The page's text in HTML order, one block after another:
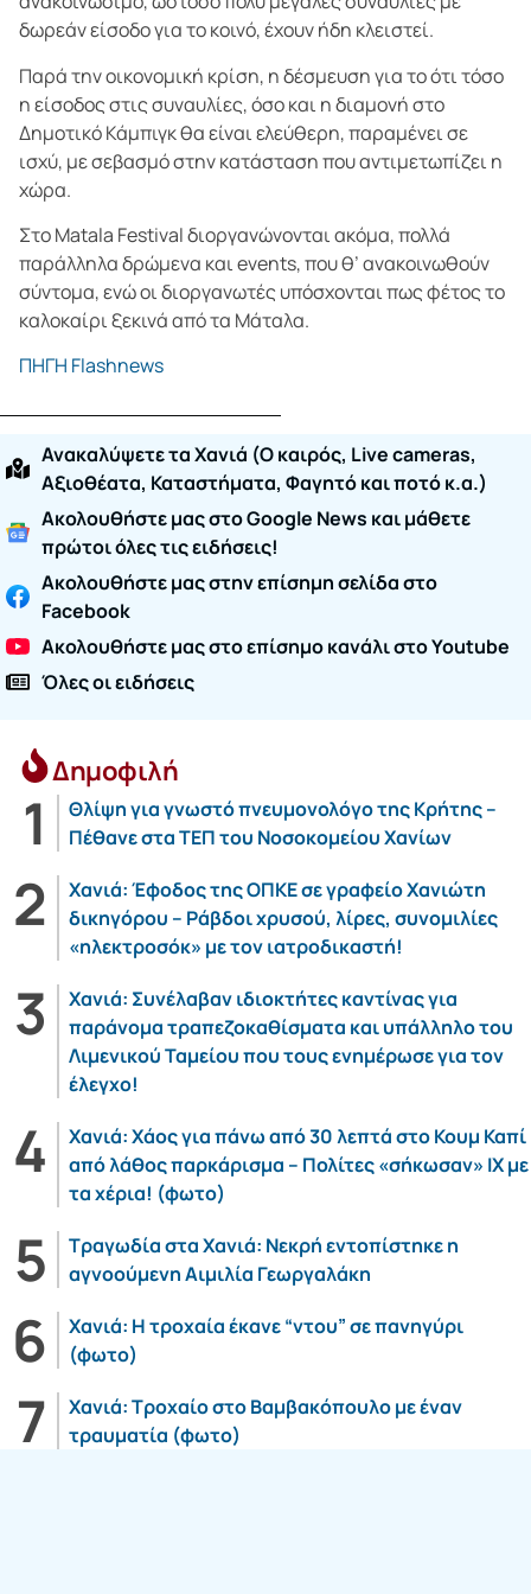
δωρεάν είσοδο για το κοινό, έχουν ήδη κλειστεί.
Παρά την οικονομική κρίση, η δέσμευση για το ότι τόσο
η είσοδος στις συναυλίες, όσο και η διαμονή στο
Δημοτικό Κάμπιγκ θα είναι ελεύθερη, παραμένει σε
ισχύ, με σεβασμό στην κατάσταση που αντιμετωπίζει η
χώρα.
Στο Matala Festival διοργανώνονται ακόμα, πολλά
παράλληλα δρώμενα και events, που θ’ ανακοινωθούν
σύντομα, ενώ οι διοργανωτές υπόσχονται πως φέτος το
καλοκαίρι ξεκινά από τα Μάταλα.
ΠΗΓΗ Flashnews
Ανακαλύψετε τα Χανιά (O καιρός, Live cameras,
Αξιοθέατα, Καταστήματα, Φαγητό και ποτό κ.α.)
Ακολουθήστε μας στο Google News και μάθετε
πρώτοι όλες τις ειδήσεις!
Ακολουθήστε μας στην επίσημη σελίδα στο
Facebook
Ακολουθήστε μας στο επίσημο κανάλι στο Youtube
Όλες οι ειδήσεις
Δημοφιλή
Θλίψη για γνωστό πνευμονολόγο της Κρήτης –
Πέθανε στα ΤΕΠ του Νοσοκομείου Χανίων
Χανιά: Έφοδος της ΟΠΚΕ σε γραφείο Χανιώτη
δικηγόρου – Ράβδοι χρυσού, λίρες, συνομιλίες
«ηλεκτροσόκ» με τον ιατροδικαστή!
Χανιά: Συνέλαβαν ιδιοκτήτες καντίνας για
παράνομα τραπεζοκαθίσματα και υπάλληλο του
Λιμενικού Ταμείου που τους ενημέρωσε για τον
έλεγχο!
Χανιά: Χάος για πάνω από 30 λεπτά στο Κουμ Καπί
από λάθος παρκάρισμα – Πολίτες «σήκωσαν» ΙΧ με
τα χέρια! (φωτο)
Τραγωδία στα Χανιά: Νεκρή εντοπίστηκε η
αγνοούμενη Αιμιλία Γεωργαλάκη
Χανιά: Η τροχαία έκανε “ντου” σε πανηγύρι
(φωτο)
Χανιά: Τροχαίο στο Βαμβακόπουλο με έναν
τραυματία (φωτο)